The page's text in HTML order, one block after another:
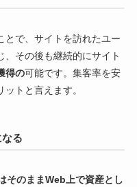
とで、サイトを訪れたユー
その後も継続的にサイト
得の可能です。集客率を安
トと言えます。
る
そのままWeb上で資産とし